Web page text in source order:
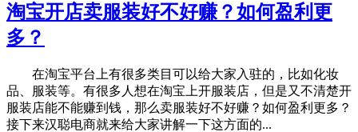
淘宝开店卖服装好不好赚？如何盈利更
多？
在淘宝平台上有很多类目可以给大家入驻的，比如化妆
品、服装等。有很多人想在淘宝上开服装店，但是又不清楚开
服装店能不能赚到钱，那么卖服装好不好赚？如何盈利更多？
接下来汉聪电商就来给大家讲解一下这方面的...